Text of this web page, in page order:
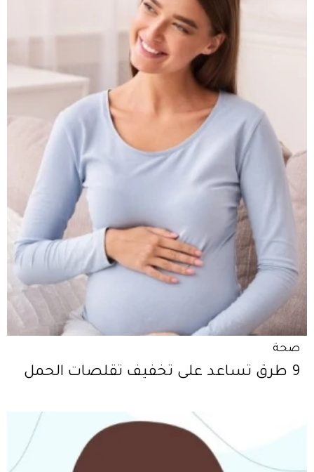
صحة
9 طرق تساعد على تخفيف تقلصات الحمل